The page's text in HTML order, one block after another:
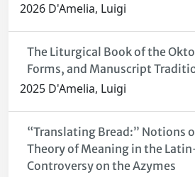
2026 D'Amelia, Luigi
The Liturgical Book of the
Forms, and Manuscript
2025 D'Amelia, Luigi
“Translating Bread:” Notions
Theory of Meaning in the
Controversy on the Azymes